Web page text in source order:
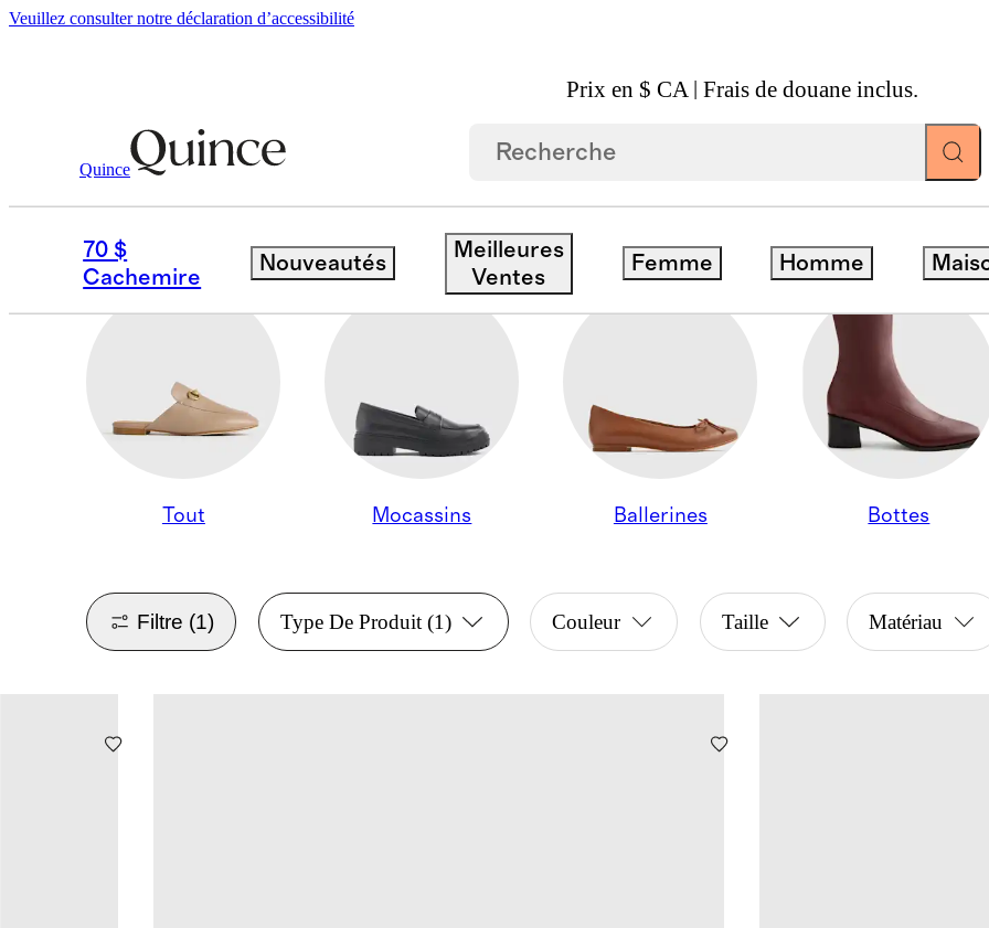
Veuillez consulter notre déclaration d’accessibilité
Prix en $ CA | Frais de douane inclus.
Quince
70 $
Cachemire
Nouveautés
Meilleures
Ventes
Femme Homme
Femmes / Shoes 1
PANTOUFLES
Tout Mocassins Ballerines Bottes
Filtre (1) Type De Produit(1) Couleur Taille Matériau